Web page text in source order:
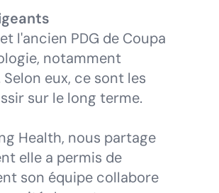
l'ancien PDG de Coupa
notamment
eux, ce sont les
sur le long terme.
Health, nous partage
elle a permis de
son équipe collabore